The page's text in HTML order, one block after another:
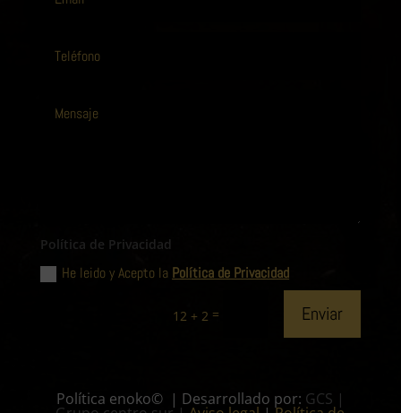
Política de Privacidad
He leido y Acepto la Política de Privacidad
12 + 2 = Enviar
Política enoko© | Desarrollado por: GCS |